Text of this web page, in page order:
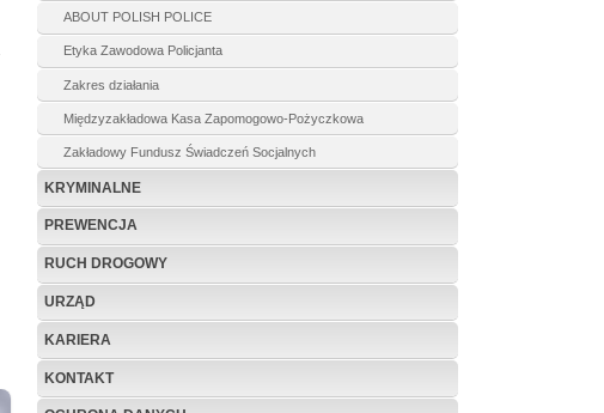
ABOUT POLISH POLICE
Etyka Zawodowa Policjanta
Zakres działania
Międzyzakładowa Kasa Zapomogowo-Pożyczkowa
Zakładowy Fundusz Świadczeń Socjalnych
KRYMINALNE
PREWENCJA
RUCH DROGOWY
URZĄD
KARIERA
KONTAKT